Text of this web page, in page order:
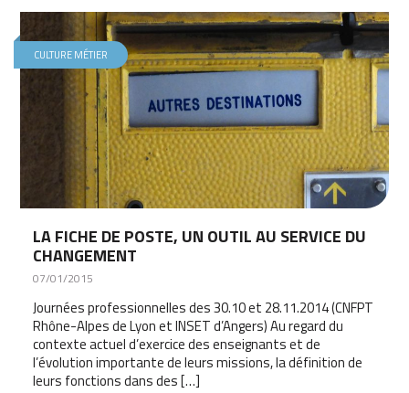
CULTURE MÉTIER
LA FICHE DE POSTE, UN OUTIL AU SERVICE DU
CHANGEMENT
07/01/2015
Journées professionnelles des 30.10 et 28.11.2014 (CNFPT
Rhône-Alpes de Lyon et INSET d’Angers) Au regard du
contexte actuel d’exercice des enseignants et de
l’évolution importante de leurs missions, la définition de
leurs fonctions dans des […]